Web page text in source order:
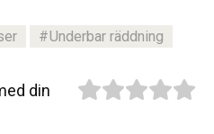
Underbar räddning
din